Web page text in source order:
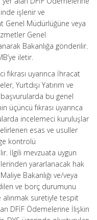
işlenir ve
Genel Müdürlüğüne veya
Genel
Bakanlığa gönderilir.
iletir.
fıkrası uyarınca İhracat
Yurtdışı Yatırım ve
bu genel
üçüncü fıkrası uyarınca
incelemeci kuruluşlar
esas ve usuller
kontrolü
İlgili mevzuata uygun
yararlanacak hak
Bakanlığı ve/veya
ve borç durumunu
suretiyle tespit
DFİF Ödemelerine İlişkin